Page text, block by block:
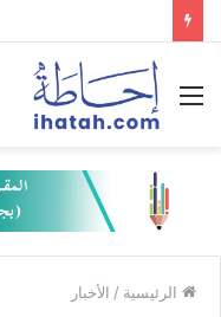
القائمة
الرئيسية / الأخبار